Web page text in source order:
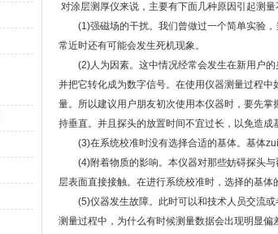
对涂层测厚仪来说，主要有下面几种原因引起测量
(1)强磁场的干扰。我们曾做过一个简单实验，
常近时还有可能会发生死机现象。
(2)人为因素。这中情况经常会发生在新用户的
并把它转化成为数字信号。在使用仪器测量过程
量。所以建议用户朋友初次使用本仪器时，要先
持垂直。并且探头的放置时间不宜过长，以免造成
(3)在系统校准时没有选择合适的基体。基体zui
(4)附着物质的影响。本仪器对那些妨碍探头与
层表面直接接触。在进行系统校准时，选择的基体
(5)仪器发生故障。此时可以和技术人员交流或
测量过程中，为什么有时候测量数据会出现明显偏